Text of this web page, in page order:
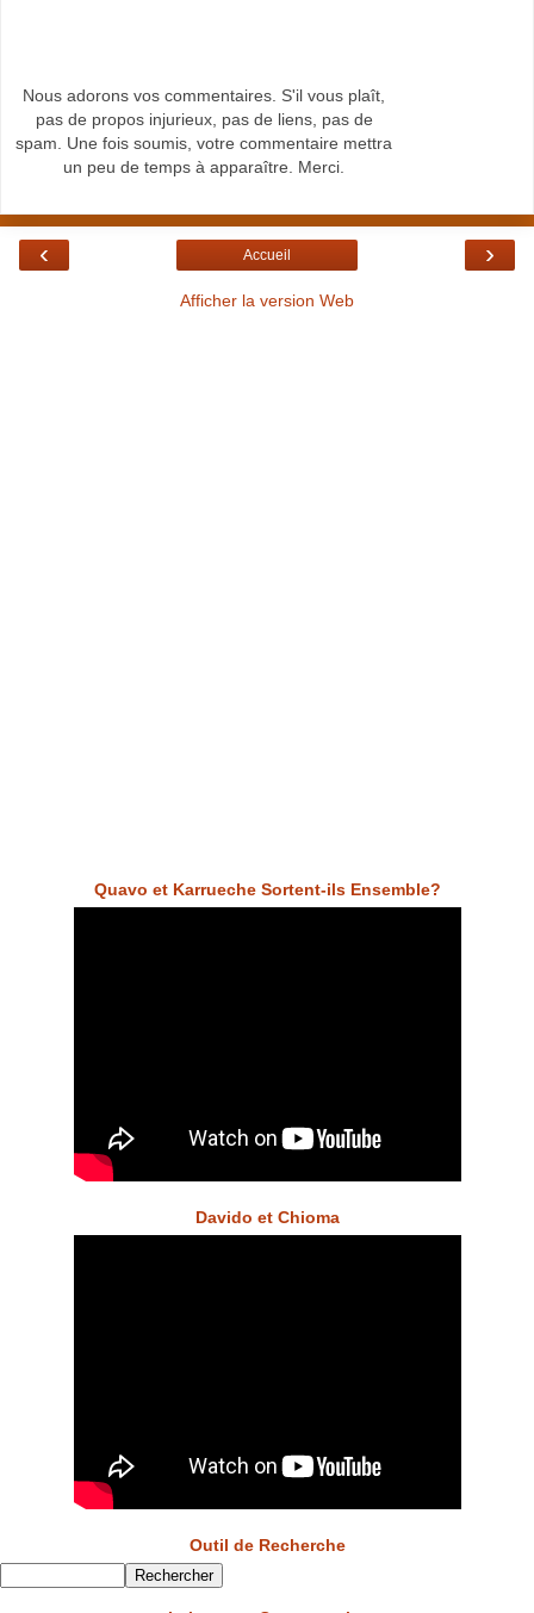
Nous adorons vos commentaires. S'il vous plaît,
pas de propos injurieux, pas de liens, pas de
spam. Une fois soumis, votre commentaire mettra
un peu de temps à apparaître. Merci.
‹ ›
Accueil
Afficher la version Web
Quavo et Karrueche Sortent-ils Ensemble?
Davido et Chioma
Outil de Recherche